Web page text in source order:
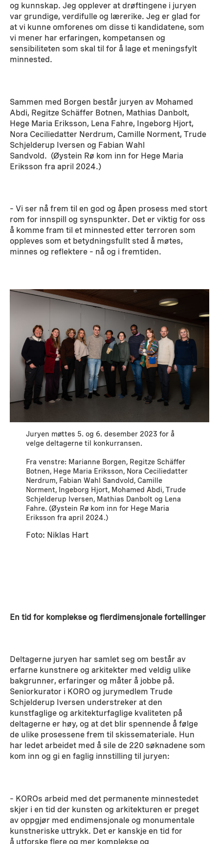
og kunnskap. Jeg opplever at drøftingene i juryen
var grundige, verdifulle og lærerike. Jeg er glad for
at vi kunne omforenes om disse ti kandidatene, som
vi mener har erfaringen, kompetansen og
sensibiliteten som skal til for å lage et meningsfylt
minnested.
Sammen med Borgen består juryen av Mohamed
Abdi, Regitze Schäffer Botnen, Mathias Danbolt,
Hege Maria Eriksson, Lena Fahre, Ingeborg Hjort,
Nora Ceciliedatter Nerdrum, Camille Norment, Trude
Schjelderup Iversen og Fabian Wahl
Sandvold. (Øystein Rø kom inn for Hege Maria
Eriksson fra april 2024.)
– Vi ser nå frem til en god og åpen prosess med stort
rom for innspill og synspunkter. Det er viktig for oss
å komme fram til et minnested etter terroren som
oppleves som et betydningsfullt sted å møtes,
minnes og reflektere – nå og i fremtiden.
Juryen møttes 5. og 6. desember 2023 for å
velge deltagerne til konkurransen.
Fra venstre: Marianne Borgen, Regitze Schäffer
Botnen, Hege Maria Eriksson, Nora Ceciliedatter
Nerdrum, Fabian Wahl Sandvold, Camille
Norment, Ingeborg Hjort, Mohamed Abdi, Trude
Schjelderup Iversen, Mathias Danbolt og Lena
Fahre. (Øystein Rø kom inn for Hege Maria
Eriksson fra april 2024.)
Foto: Niklas Hart
En tid for komplekse og flerdimensjonale fortellinger
Deltagerne juryen har samlet seg om består av
erfarne kunstnere og arkitekter med veldig ulike
bakgrunner, erfaringer og måter å jobbe på.
Seniorkurator i KORO og jurymedlem Trude
Schjelderup Iversen understreker at den
kunstfaglige og arkitekturfaglige kvaliteten på
deltagerne er høy, og at det blir spennende å følge
de ulike prosessene frem til skissemateriale. Hun
har ledet arbeidet med å sile de 220 søknadene som
kom inn og gi en faglig innstilling til juryen:
– KOROs arbeid med det permanente minnestedet
skjer i en tid der kunsten og arkitekturen er preget
av oppgjør med endimensjonale og monumentale
kunstneriske uttrykk. Det er kanskje en tid for
å utforske flere og mer komplekse og